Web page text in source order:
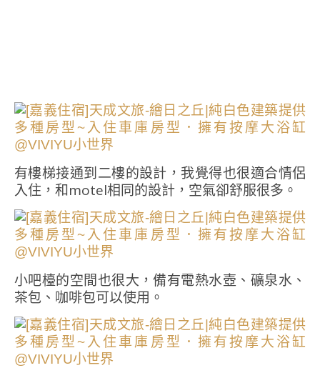
有樓梯接通到二樓的設計，我覺得也很適合情侶
入住，和motel相同的設計，空氣卻舒服很多。
小吧檯的空間也很大，備有電熱水壺、礦泉水、
茶包、咖啡包可以使用。